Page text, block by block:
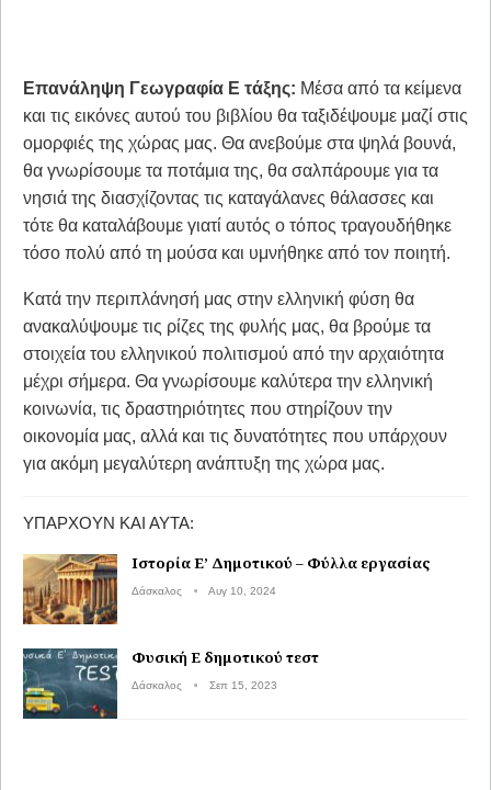
​Επανάληψη Γεωγραφία Ε τάξης: Μέσα από τα κείμενα
και τις εικόνες αυτού του βιβλίου θα ταξιδέψουμε μαζί στις
ομορφιές της χώρας μας. Θα ανεβούμε στα ψηλά βουνά,
θα γνωρίσουμε τα ποτάμια της, θα σαλπάρουμε για τα
νησιά της διασχίζοντας τις καταγάλανες θάλασσες και
τότε θα καταλάβουμε γιατί αυτός ο τόπος τραγουδήθηκε
τόσο πολύ από τη μούσα και υμνήθηκε από τον ποιητή.
Κατά την περιπλάνησή μας στην ελληνική φύση θα
ανακαλύψουμε τις ρίζες της φυλής μας, θα βρούμε τα
στοιχεία του ελληνικού πολιτισμού από την αρχαιότητα
μέχρι σήμερα. Θα γνωρίσουμε καλύτερα την ελληνική
κοινωνία, τις δραστηριότητες που στηρίζουν την
οικονομία μας, αλλά και τις δυνατότητες που υπάρχουν
για ακόμη μεγαλύτερη ανάπτυξη της χώρα μας.
ΥΠΆΡΧΟΥΝ ΚΑΙ ΑΥΤΆ:
Ιστορία Ε’ Δημοτικού – Φύλλα εργασίας
Δάσκαλος Αυγ 10, 2024
Φυσική Ε δημοτικού τεστ
Δάσκαλος Σεπ 15, 2023